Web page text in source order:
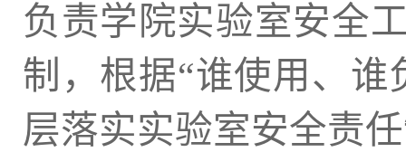
负责学院实验室安全
制，根据“谁使用、
层落实实验室安全责